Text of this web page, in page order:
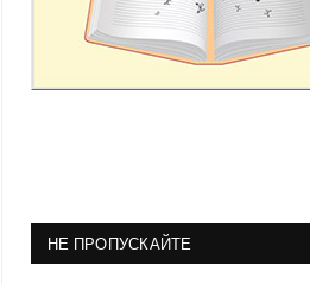
НЕ ПРОПУСКАЙТЕ